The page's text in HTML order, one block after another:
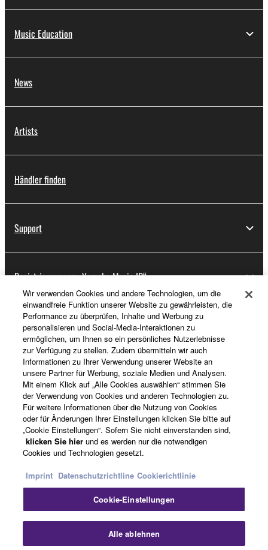
Music Education
News
Artists
Händler finden
Support
Registrierung von „Yamaha Music ID“
Über Yamaha
Österreich - German
Business
KontaktNutzungsbedingungenDatenschutzerklärung
CookierichtlinieImpressum
Wir verwenden Cookies und andere Technologien, um die
einwandfreie Funktion unserer Website zu gewährleisten, die
Performance zu überprüfen, Inhalte und Werbung zu
personalisieren und Social-Media-Interaktionen zu
ermöglichen, um Ihnen so ein persönliches Nutzerlebnisse
zur Verfügung zu stellen. Zudem übermitteln wir auch
Informationen zu Ihrer Verwendung unserer Website an
unsere Partner für Werbung, soziale Medien und Analysen.
Mit einem Klick auf „Alle Cookies auswählen“ stimmen Sie
der Verwendung von Cookies und anderen Technologien zu.
Für weitere Informationen über die Nutzung von Cookies
oder für Änderungen Ihrer Einstellungen klicken Sie bitte auf
„Cookie Einstellungen“. Sofern Sie nicht einverstanden sind,
klicken Sie hier und es werden nur die notwendigen
Cookies und Technologien gesetzt.
Imprint Datenschutzrichtline Cookierichtlinie
Cookie-Einstellungen
Alle ablehnen